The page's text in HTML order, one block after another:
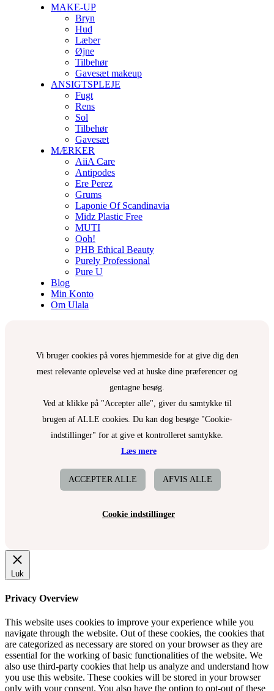
Close
MAKE-UP
Bryn
Hud
Læber
Øjne
Tilbehør
Gavesæt makeup
ANSIGTSPLEJE
Fugt
Rens
Sol
Tilbehør
Gavesæt
MÆRKER
AiiA Care
Antipodes
Ere Perez
Grums
Laponie Of Scandinavia
Midz Plastic Free
MUTI
Ooh!
PHB Ethical Beauty
Purely Professional
Pure U
Blog
Min Konto
Om Ulala
Vi bruger cookies på vores hjemmeside for at give dig den
mest relevante oplevelse ved at huske dine præferencer og
gentagne besøg.
Ved at klikke på "Accepter alle", giver du samtykke til
brugen af ALLE cookies. Du kan dog besøge "Cookie-
indstillinger" for at give et kontrolleret samtykke.
Læs mere
ACCEPTER ALLE AFVIS ALLE
Cookie indstillinger
Luk
Privacy Overview
This website uses cookies to improve your experience while you
navigate through the website. Out of these cookies, the cookies that
are categorized as necessary are stored on your browser as they are
essential for the working of basic functionalities of the website. We
also use third-party cookies that help us analyze and understand how
you use this website. These cookies will be stored in your browser
only with your consent. You also have the option to opt-out of these